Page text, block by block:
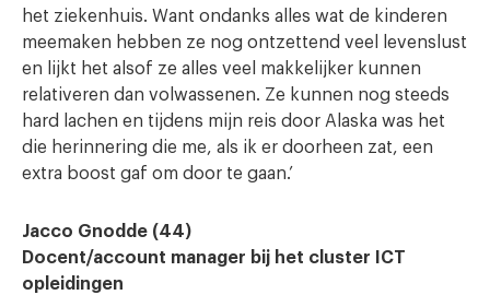
het ziekenhuis. Want ondanks alles wat de kinderen
meemaken hebben ze nog ontzettend veel levenslust
en lijkt het alsof ze alles veel makkelijker kunnen
relativeren dan volwassenen. Ze kunnen nog steeds
hard lachen en tijdens mijn reis door Alaska was het
die herinnering die me, als ik er doorheen zat, een
extra boost gaf om door te gaan.’
Jacco Gnodde (44)
Docent/account manager bij het cluster ICT
opleidingen